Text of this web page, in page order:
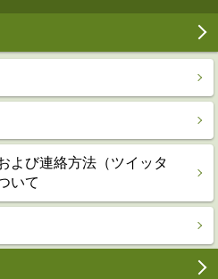
よび連絡方法（ツイッタ
いて